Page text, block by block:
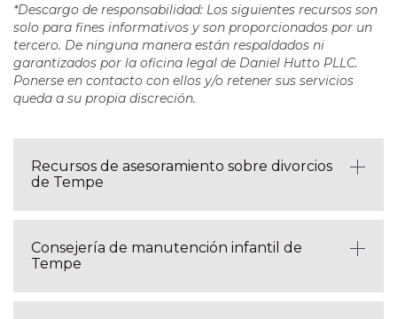
*Descargo de responsabilidad: Los siguientes recursos son
solo para fines informativos y son proporcionados por un
tercero. De ninguna manera están respaldados ni
garantizados por la oficina legal de Daniel Hutto PLLC.
Ponerse en contacto con ellos y/o retener sus servicios
queda a su propia discreción.
Recursos de asesoramiento sobre divorcios
de Tempe
Consejería de manutención infantil de
Tempe